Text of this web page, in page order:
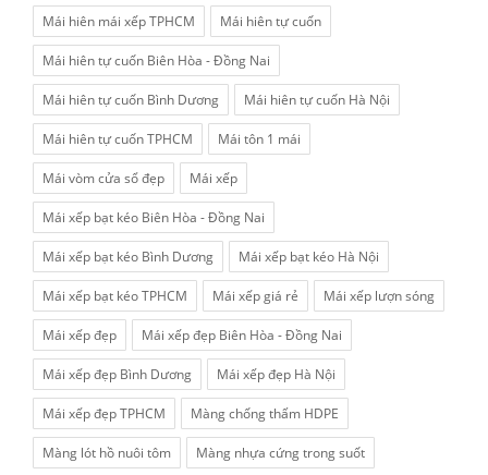
Mái hiên mái xếp TPHCM Mái hiên tự cuốn
Mái hiên tự cuốn Biên Hòa - Đồng Nai
Mái hiên tự cuốn Bình Dương Mái hiên tự cuốn Hà Nội
Mái hiên tự cuốn TPHCM Mái tôn 1 mái
Mái vòm cửa sổ đẹp Mái xếp
Mái xếp bạt kéo Biên Hòa - Đồng Nai
Mái xếp bạt kéo Bình Dương Mái xếp bạt kéo Hà Nội
Mái xếp bạt kéo TPHCM Mái xếp giá rẻ Mái xếp lượn sóng
Mái xếp đẹp Mái xếp đẹp Biên Hòa - Đồng Nai
Mái xếp đẹp Bình Dương Mái xếp đẹp Hà Nội
Mái xếp đẹp TPHCM Màng chống thấm HDPE
Màng lót hồ nuôi tôm Màng nhựa cứng trong suốt